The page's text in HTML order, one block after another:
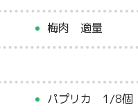
梅肉 適量
パプリカ 1/8個